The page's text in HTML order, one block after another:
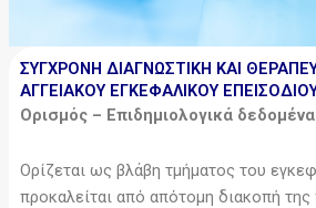
ΣΥΓΧΡΟΝΗ ΔΙΑΓΝΩΣΤΙΚΗ ΚΑΙ
ΑΓΓΕΙΑΚΟΥ ΕΓΚΕΦΑΛΙΚΟΥ
Ορισμός – Επιδημιολογικά δεδομένα
Ορίζεται ως βλάβη τμήματος του
προκαλείται από απότομη διακοπή